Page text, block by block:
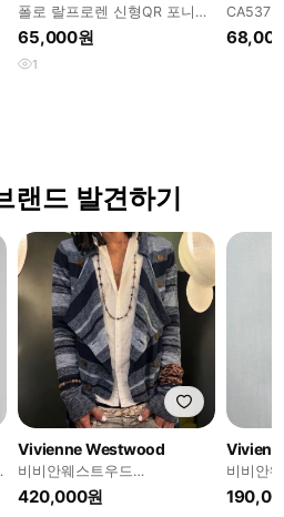
폴로 랄프로렌 신형QR 포니로
고 스트라이프 럭비 티셔츠
65,000원
1
CA537
블루 스
방
랜드 발견하기
Vivienne Westwood
비비안웨스트우드
asymmetrical 버튼 가디건 코
르티스 착용
420,000원